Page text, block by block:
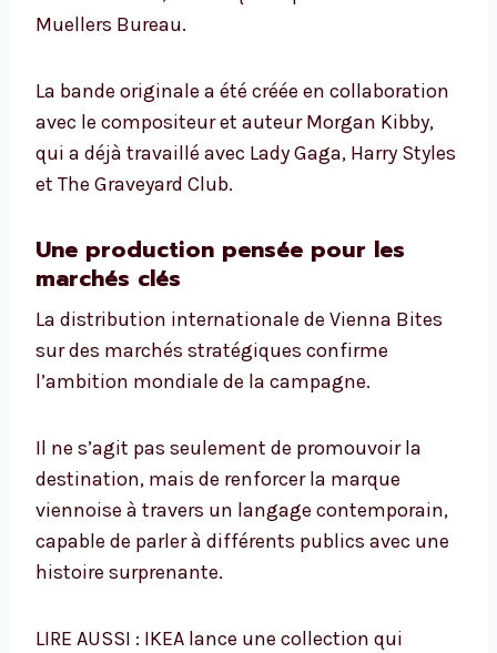
Muellers Bureau.
La bande originale a été créée en collaboration
avec le compositeur et auteur Morgan Kibby,
qui a déjà travaillé avec Lady Gaga, Harry Styles
et The Graveyard Club.
Une production pensée pour les
marchés clés
La distribution internationale de Vienna Bites
sur des marchés stratégiques confirme
l’ambition mondiale de la campagne.
Il ne s’agit pas seulement de promouvoir la
destination, mais de renforcer la marque
viennoise à travers un langage contemporain,
capable de parler à différents publics avec une
histoire surprenante.
LIRE AUSSI : IKEA lance une collection qui